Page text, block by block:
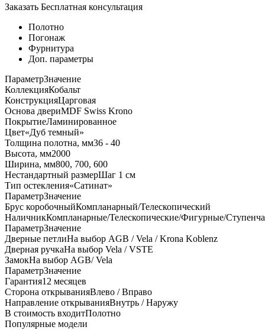
Заказать Бесплатная консультация
Полотно
Погонаж
Фурнитура
Доп. параметры
ПараметрЗначение
КоллекцияКобальт
КонструкцияЦарговая
Основа двериMDF Swiss Krono
ПокрытиеЛаминированное
Цвет«Дуб темный»
Толщина полотна, мм36 - 40
Высота, мм2000
Ширина, мм800, 700, 600
Нестандартный размерШаг 1 см
Тип остекления«Сатинат»
ПараметрЗначение
Брус коробочныйКомпланарный/Телескопический
НаличникКомпланарные/Телескопические/Фигурные/
ПараметрЗначение
Дверные петлиНа выбор AGB / Vela / Krona Koblenz
Дверная ручкаНа выбор Vela / VSTE
ЗамокНа выбор AGB/ Vela
ПараметрЗначение
Гарантия12 месяцев
Сторона открыванияВлево / Вправо
Направление открыванияВнутрь / Наружу
В стоимость входитПолотно
Популярные модели